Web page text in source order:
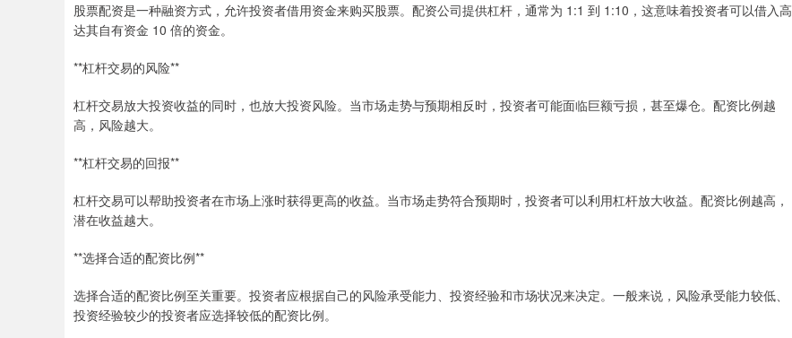
股票配资是一种融资方式，允许投资者借用资金来购买股票。配资公司提供杠杆，通常为 1:1 到 1:10，这意味着投资者可以借入高
达其自有资金 10 倍的资金。
**杠杆交易的风险**
杠杆交易放大投资收益的同时，也放大投资风险。当市场走势与预期相反时，投资者可能面临巨额亏损，甚至爆仓。配资比例越
高，风险越大。
**杠杆交易的回报**
杠杆交易可以帮助投资者在市场上涨时获得更高的收益。当市场走势符合预期时，投资者可以利用杠杆放大收益。配资比例越高，
潜在收益越大。
**选择合适的配资比例**
选择合适的配资比例至关重要。投资者应根据自己的风险承受能力、投资经验和市场状况来决定。一般来说，风险承受能力较低、
投资经验较少的投资者应选择较低的配资比例。